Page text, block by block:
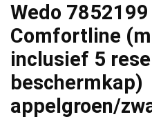
Wedo
Comfortline
inclusief 5
beschermkap)
appelgroen/